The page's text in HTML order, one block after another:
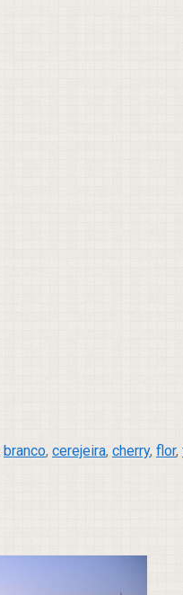
branco, cerejeira, cherry, flor,